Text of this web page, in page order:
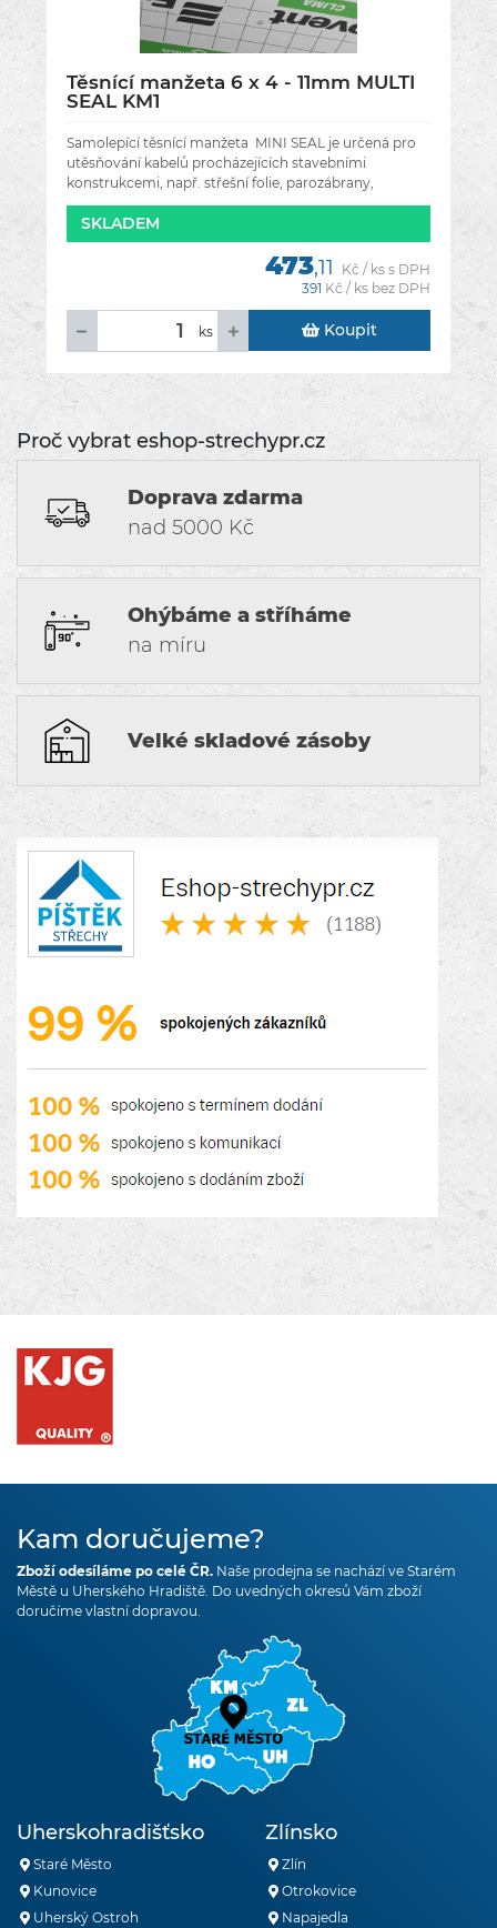
Proč vybrat eshop-strechypr.cz
Doprava zdarma
nad 5000 Kč
Ohýbáme a stříháme
na míru
Velké skladové zásoby
Těsnící manžeta 6 x 4 - 11mm MULTI
SEAL KM1
Samolepící těsnící manžeta MINI SEAL je určená pro
utěsňování kabelů procházejících stavebními
konstrukcemi, např. střešní folie, parozábrany,
stěnami, střechou, podkrovím a
SKLADEM
473,11
Kč / ks s DPH
391 Kč / ks bez DPH
ks Koupit
Kam doručujeme?
Zboží odesíláme po celé ČR. Naše prodejna se nachází ve Starém
Městě u Uherského Hradiště. Do uvedných okresů Vám zboží
doručíme vlastní dopravou.
Uherskohradišťsko
Staré Město
Kunovice
Uherský Ostroh
Zlínsko
Zlín
Otrokovice
Napajedla